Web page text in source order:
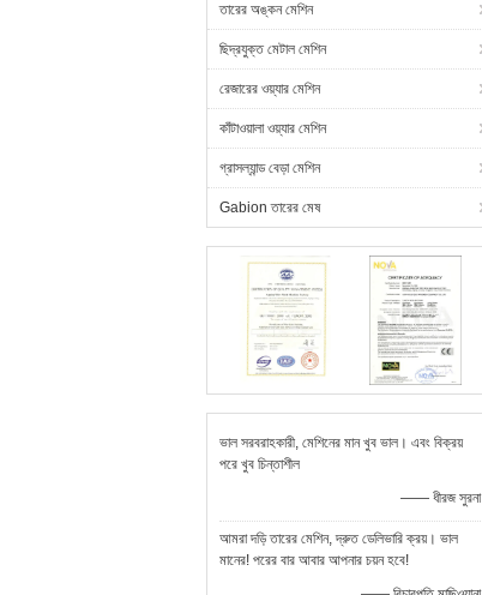
তারের অঙ্কন মেশিন
ছিদ্রযুক্ত মেটাল মেশিন
রেজারের ওয়্যার মেশিন
কাঁটাওয়ালা ওয়্যার মেশিন
গ্রাসল্যান্ড বেড়া মেশিন
Gabion তারের মেষ
ভাল সরবরাহকারী, মেশিনের মান খুব ভাল। এবং বিক্রয়
পরে খুব চিন্তাশীল
—— ধীরজ সুরনা
আমরা দড়ি তারের মেশিন, দ্রুত ডেলিভারি ক্রয়। ভাল
মানের! পরের বার আবার আপনার চয়ন হবে!